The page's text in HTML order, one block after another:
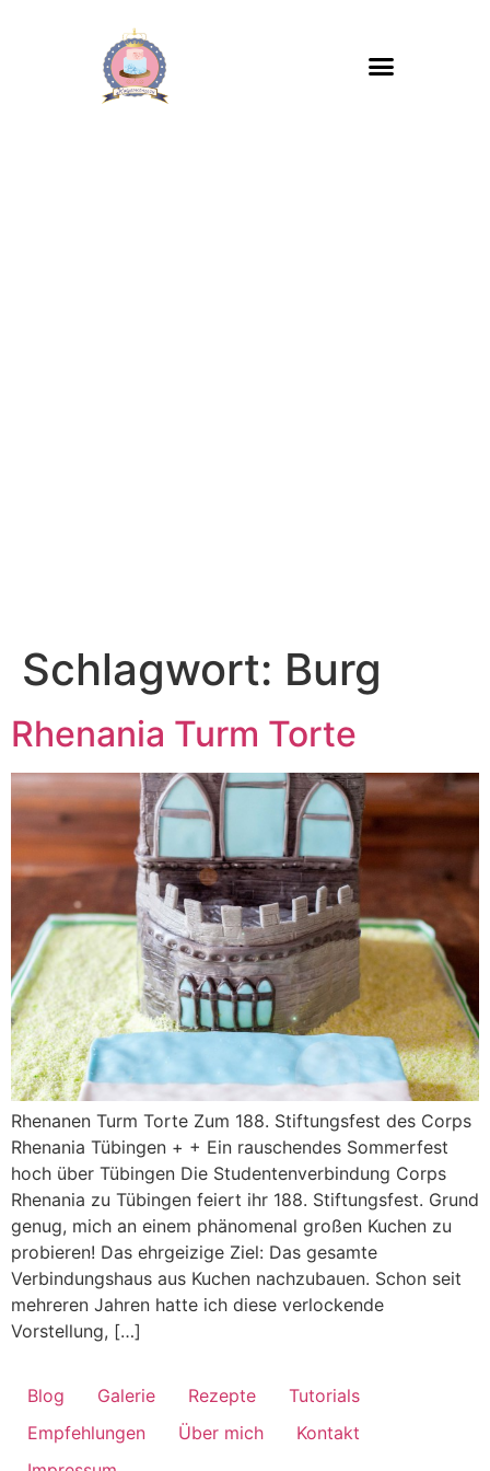
Schlagwort: Burg
Rhenania Turm Torte
Rhenanen Turm Torte Zum 188. Stiftungsfest des Corps
Rhenania Tübingen + + Ein rauschendes Sommerfest
hoch über Tübingen Die Studentenverbindung Corps
Rhenania zu Tübingen feiert ihr 188. Stiftungsfest. Grund
genug, mich an einem phänomenal großen Kuchen zu
probieren! Das ehrgeizige Ziel: Das gesamte
Verbindungshaus aus Kuchen nachzubauen. Schon seit
mehreren Jahren hatte ich diese verlockende
Vorstellung, […]
Blog Galerie Rezepte
Tutorials
Empfehlungen
Über mich
Kontakt